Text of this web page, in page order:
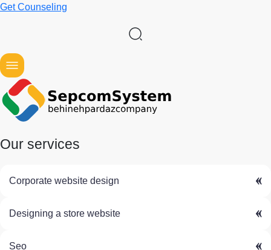
Get Counseling
Our services
Corporate website design
Designing a store website
Seo